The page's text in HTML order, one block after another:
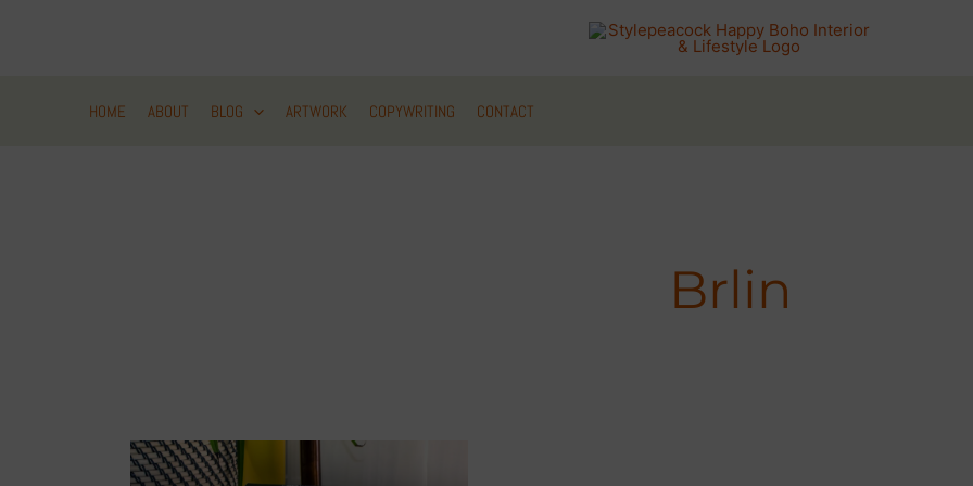
HOME ABOUT BLOG ARTWORK COPYWRITING CONTACT
Brlin